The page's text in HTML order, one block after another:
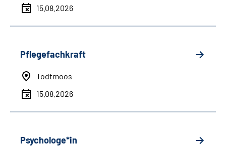
15.08.2026
Pflegefachkraft
Todtmoos
15.08.2026
Psychologe*in